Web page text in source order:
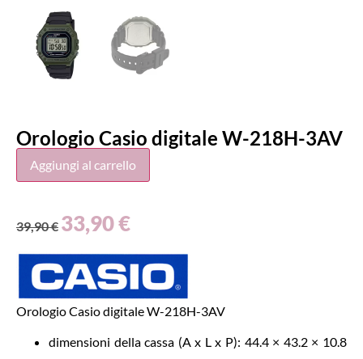
Orologio Casio digitale W-218H-3AV
Aggiungi al carrello
39,90€ 33,90€
Orologio Casio digitale W-218H-3AV
dimensioni della cassa (A x L x P): 44.4 × 43.2 × 10.8